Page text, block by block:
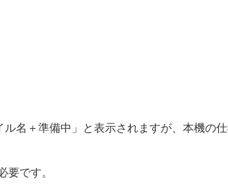
名＋準備中」と表示されますが、本機の
要です。